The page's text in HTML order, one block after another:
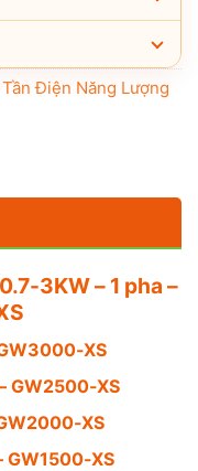
Điện Năng Lượng
3KW – 1 pha –
XS
GW2500-XS
XS
GW1500-XS